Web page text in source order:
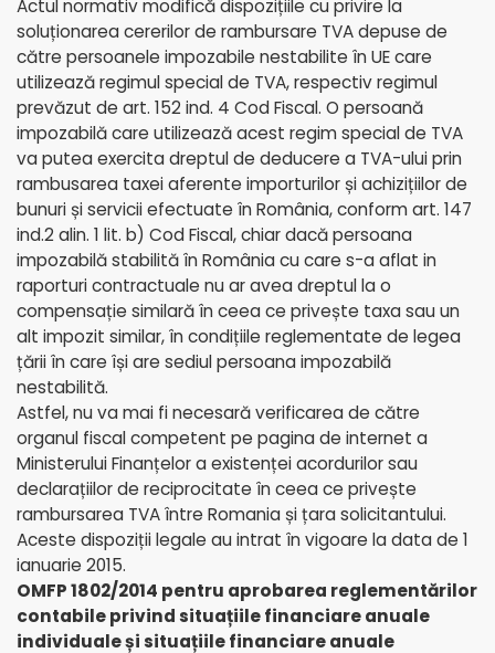
Actul normativ modifică dispozițiile cu privire la
soluționarea cererilor de rambursare TVA depuse de
către persoanele impozabile nestabilite în UE care
utilizează regimul special de TVA, respectiv regimul
prevăzut de art. 152 ind. 4 Cod Fiscal. O persoană
impozabilă care utilizează acest regim special de TVA
va putea exercita dreptul de deducere a TVA-ului prin
rambusarea taxei aferente importurilor și achizițiilor de
bunuri și servicii efectuate în România, conform art. 147
ind.2 alin. 1 lit. b) Cod Fiscal, chiar dacă persoana
impozabilă stabilită în România cu care s-a aflat in
raporturi contractuale nu ar avea dreptul la o
compensație similară în ceea ce privește taxa sau un
alt impozit similar, în condițiile reglementate de legea
țării în care își are sediul persoana impozabilă
nestabilită.
Astfel, nu va mai fi necesară verificarea de către
organul fiscal competent pe pagina de internet a
Ministerului Finanțelor a existenței acordurilor sau
declarațiilor de reciprocitate în ceea ce privește
rambursarea TVA între Romania și țara solicitantului.
Aceste dispoziții legale au intrat în vigoare la data de 1
ianuarie 2015.
OMFP 1802/2014 pentru aprobarea reglementărilor
contabile privind situațiile financiare anuale
individuale și situațiile financiare anuale